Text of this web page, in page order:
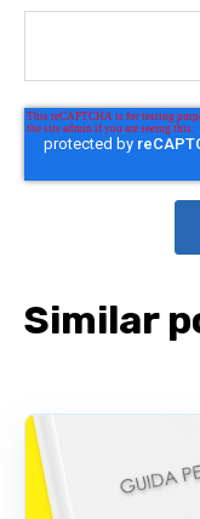
Similar